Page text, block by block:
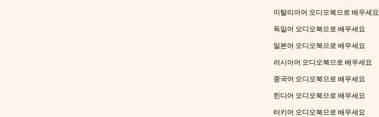
이탈리아어 오디오북으로 배우세요
독일어 오디오북으로 배우세요
일본어 오디오북으로 배우세요
러시아어 오디오북으로 배우세요
중국어 오디오북으로 배우세요
힌디어 오디오북으로 배우세요
터키어 오디오북으로 배우세요